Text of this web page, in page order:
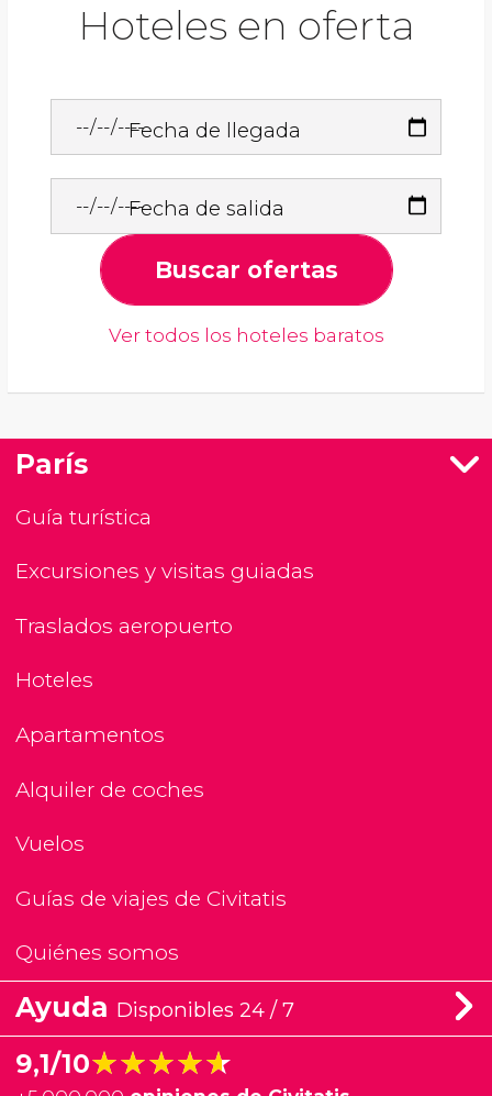
Hoteles en oferta
Fecha de llegada
Fecha de salida
Buscar ofertas
Ver todos los hoteles baratos
París
Guía turística
Excursiones y visitas guiadas
Traslados aeropuerto
Hoteles
Apartamentos
Alquiler de coches
Vuelos
Guías de viajes de Civitatis
Quiénes somos
Ayuda Disponibles 24 / 7
9,1/10★★★★★
★★★★★